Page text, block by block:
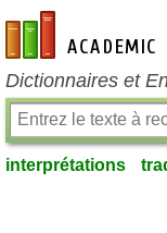
fr-academic.com
Dictionnaires et
interprétations